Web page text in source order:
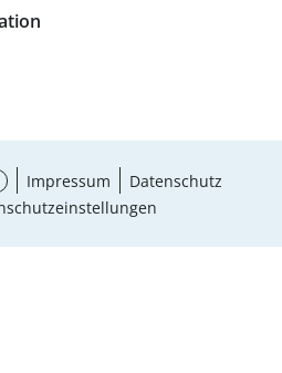
Impressum
Datenschutz